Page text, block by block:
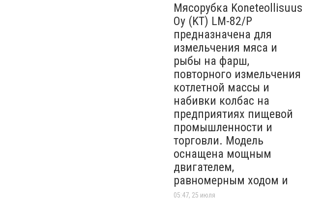
Мясорубка Koneteollisuus
Oy (KT)​ LM-82/P
предназначена для
измельчения мяса и
рыбы на фарш,
повторного измельчения
котлетной массы и
набивки колбас на
предприятиях пищевой
промышленности и
торговли. Модель
оснащена мощным
двигателем,
равномерным ходом и
05:47, 25 июля